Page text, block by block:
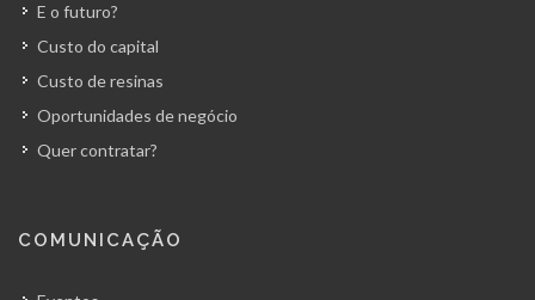
E o futuro?
Custo do capital
Custo de resinas
Oportunidades de negócio
Quer contratar?
COMUNICAÇÃO